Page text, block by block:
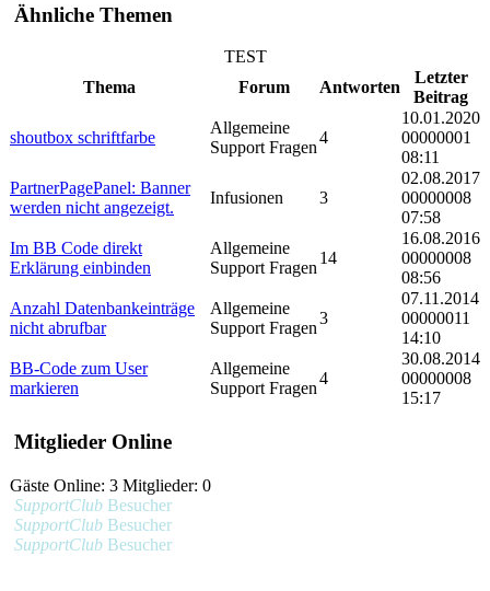
Ähnliche Themen
TEST
Thema
Forum Antworten
Letzter
Beitrag
shoutbox schriftfarbe
Allgemeine
Support Fragen
4
10.01.2020
00000001
08:11
PartnerPagePanel: Banner
werden nicht angezeigt.
Infusionen 3
02.08.2017
00000008
07:58
Im BB Code direkt
Erklärung einbinden
Allgemeine
Support Fragen
14
16.08.2016
00000008
08:56
Anzahl Datenbankeinträge
nicht abrufbar
Allgemeine
Support Fragen
3
07.11.2014
00000011
14:10
BB-Code zum User
markieren
Allgemeine
Support Fragen
4
30.08.2014
00000008
15:17
Mitglieder Online
Gäste Online: 3 Mitglieder: 0
SupportClub Besucher
SupportClub Besucher
SupportClub Besucher